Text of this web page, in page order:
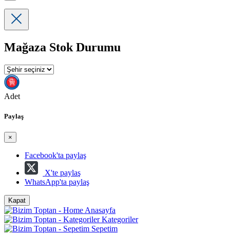
Mağaza Stok Durumu
Adet
Paylaş
×
Facebook'ta paylaş
X'te paylaş
WhatsApp'ta paylaş
Kapat
Anasayfa
Kategoriler
Sepetim